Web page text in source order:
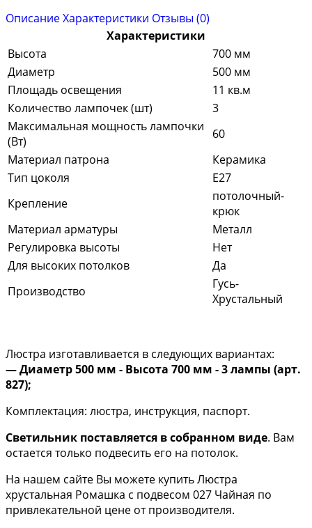
ОписаниеХарактеристики Отзывы (0)
Характеристики
Высота
700 мм
Диаметр
500 мм
Площадь освещения
11 кв.м
Количество лампочек (шт)
3
Максимальная мощность лампочки
(Вт)
60
Материал патрона
Керамика
Тип цоколя
E27
Крепление
потолочный-
крюк
Материал арматуры
Металл
Регулировка высоты
Нет
Для высоких потолков
Да
Производство
Гусь-
Хрустальный
Люстра изготавливается в следующих вариантах:
— Диаметр 500 мм - Высота 700 мм - 3 лампы (арт.
827);
Комплектация: люстра, инструкция, паспорт.
Светильник поставляется в собранном виде. Вам
остается только подвесить его на потолок.
На нашем сайте Вы можете купить Люстра
хрустальная Ромашка с подвесом 027 Чайная по
привлекательной цене от производителя.